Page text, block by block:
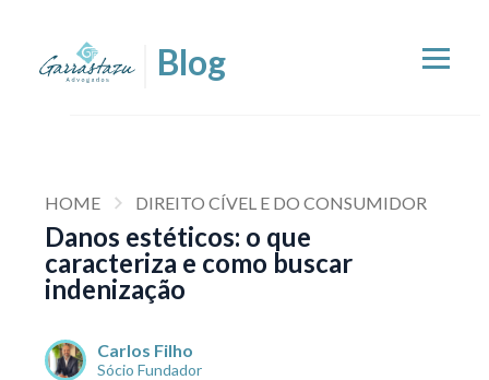
HOME DIREITO CÍVEL E DO CONSUMIDOR
Danos estéticos: o que
caracteriza e como buscar
indenização
Carlos Filho
Sócio Fundador